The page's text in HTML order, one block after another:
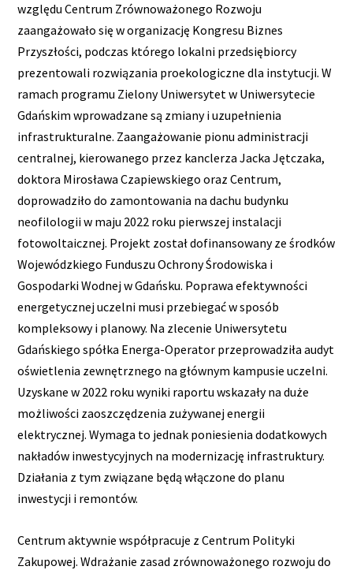
względu Centrum Zrównoważonego Rozwoju
zaangażowało się w organizację Kongresu Biznes
Przyszłości, podczas którego lokalni przedsiębiorcy
prezentowali rozwiązania proekologiczne dla instytucji. W
ramach programu Zielony Uniwersytet w Uniwersytecie
Gdańskim wprowadzane są zmiany i uzupełnienia
infrastrukturalne. Zaangażowanie pionu administracji
centralnej, kierowanego przez kanclerza Jacka Jętczaka,
doktora Mirosława Czapiewskiego oraz Centrum,
doprowadziło do zamontowania na dachu budynku
neofilologii w maju 2022 roku pierwszej instalacji
fotowoltaicznej. Projekt został dofinansowany ze środków
Wojewódzkiego Funduszu Ochrony Środowiska i
Gospodarki Wodnej w Gdańsku. Poprawa efektywności
energetycznej uczelni musi przebiegać w sposób
kompleksowy i planowy. Na zlecenie Uniwersytetu
Gdańskiego spółka Energa-Operator przeprowadziła audyt
oświetlenia zewnętrznego na głównym kampusie uczelni.
Uzyskane w 2022 roku wyniki raportu wskazały na duże
możliwości zaoszczędzenia zużywanej energii
elektrycznej. Wymaga to jednak poniesienia dodatkowych
nakładów inwestycyjnych na modernizację infrastruktury.
Działania z tym związane będą włączone do planu
inwestycji i remontów.
Centrum aktywnie współpracuje z Centrum Polityki
Zakupowej. Wdrażanie zasad zrównoważonego rozwoju do